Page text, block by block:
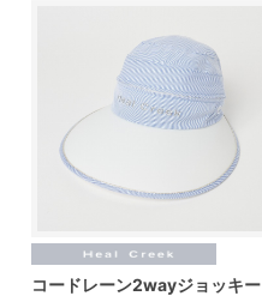
コードレーン2wayジョッキー